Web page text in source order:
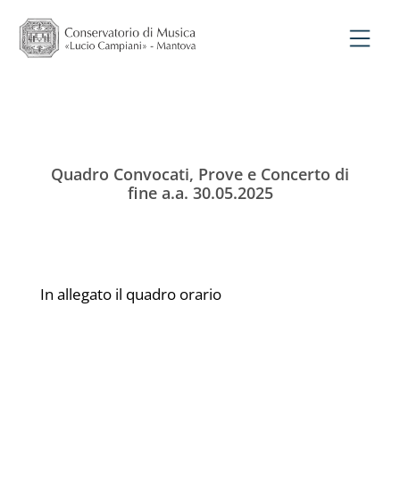
Quadro Convocati, Prove e Concerto di
fine a.a. 30.05.2025
In allegato il quadro orario